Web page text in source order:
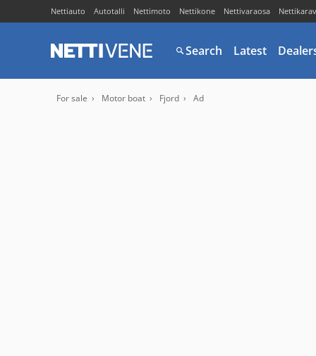
Nettiauto Autotalli Nettimoto Nettikone Nettivaraosa
Search Latest
For sale Motor boat Fjord Ad